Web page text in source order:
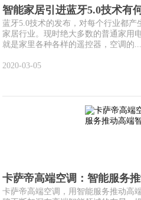
智能家居引进蓝牙5.0技术有
蓝牙5.0技术的发布，对每个行业都
家居行业。现时绝大多数的普通家用
就是家里各种各样的遥控器，空调的...
2020-03-05
卡萨帝高端空调：智能服务
卡萨帝高端空调，用智能服务推动高